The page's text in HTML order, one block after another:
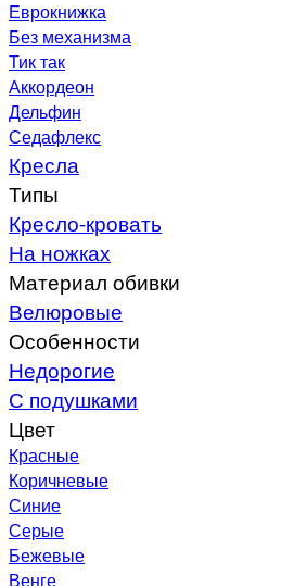
Еврокнижка
Без механизма
Тик так
Аккордеон
Дельфин
Седафлекс
Кресла
Типы
Кресло-кровать
На ножках
Материал обивки
Велюровые
Особенности
Недорогие
С подушками
Цвет
Красные
Коричневые
Синие
Серые
Бежевые
Венге